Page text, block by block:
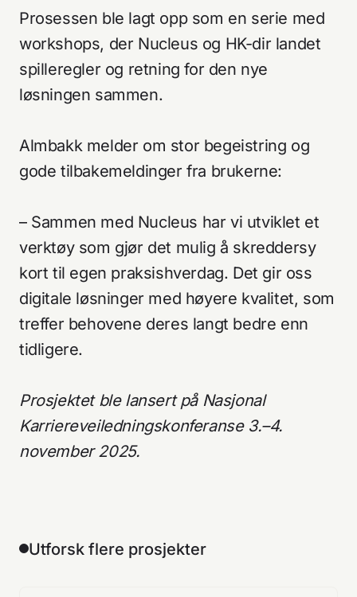
Prosessen ble lagt opp som en serie med
workshops, der Nucleus og HK-dir landet
spilleregler og retning for den nye
løsningen sammen.
Almbakk melder om stor begeistring og
gode tilbakemeldinger fra brukerne:
– Sammen med Nucleus har vi utviklet et
verktøy som gjør det mulig å skreddersy
kort til egen praksishverdag. Det gir oss
digitale løsninger med høyere kvalitet, som
treffer behovene deres langt bedre enn
tidligere.
Prosjektet ble lansert på Nasjonal
Karriereveiledningskonferanse 3.–4.
november 2025.
Utforsk flere prosjekter